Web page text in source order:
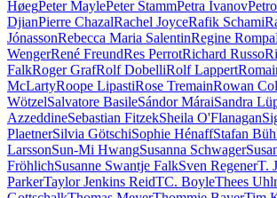
HøegPeter MaylePeter StammPetra Ivanov
DjianPierre ChazalRachel JoyceRafik Schami
JónassonRebecca Maria SalentinRegine Rompa
WengerRené FreundRes PerrotRichard Russo
FalkRoger GrafRolf DobelliRolf Lappert
McLartyRoope LipastiRose TremainRowan
WötzelSalvatore BasileSándor MáraiSandra
AzzeddineSebastian FitzekSheila O'Flanagan
PlaetnerSilvia GötschiSophie HénaffStafan
LarssonSun-Mi HwangSusanna Schwager
FröhlichSusanne Swantje FalkSven RegenerT.
ParkerTaylor Jenkins ReidTC. BoyleThees